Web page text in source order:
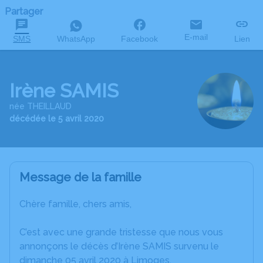
Partager
SMS WhatsApp Facebook E-mail Lien
Irène SAMIS
née THEILLAUD
décédée le 5 avril 2020
Message de la famille
Chère famille, chers amis,
C’est avec une grande tristesse que nous vous
annonçons le décès d’Irène SAMIS survenu le
dimanche 05 avril 2020 à Limoges.